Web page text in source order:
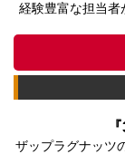
経験豊富な担当者
ザップラグナッツ